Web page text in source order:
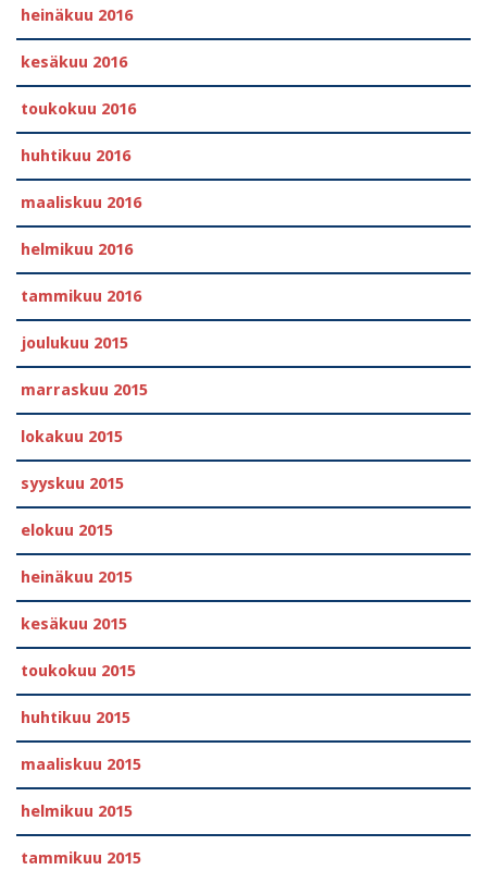
heinäkuu 2016
kesäkuu 2016
toukokuu 2016
huhtikuu 2016
maaliskuu 2016
helmikuu 2016
tammikuu 2016
joulukuu 2015
marraskuu 2015
lokakuu 2015
syyskuu 2015
elokuu 2015
heinäkuu 2015
kesäkuu 2015
toukokuu 2015
huhtikuu 2015
maaliskuu 2015
helmikuu 2015
tammikuu 2015